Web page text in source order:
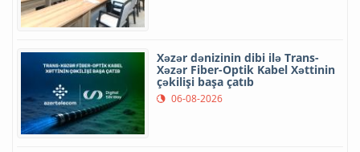
Xəzər dənizinin dibi ilə Trans-
Xəzər Fiber-Optik Kabel Xəttinin
çəkilişi başa çatıb
06-08-2026